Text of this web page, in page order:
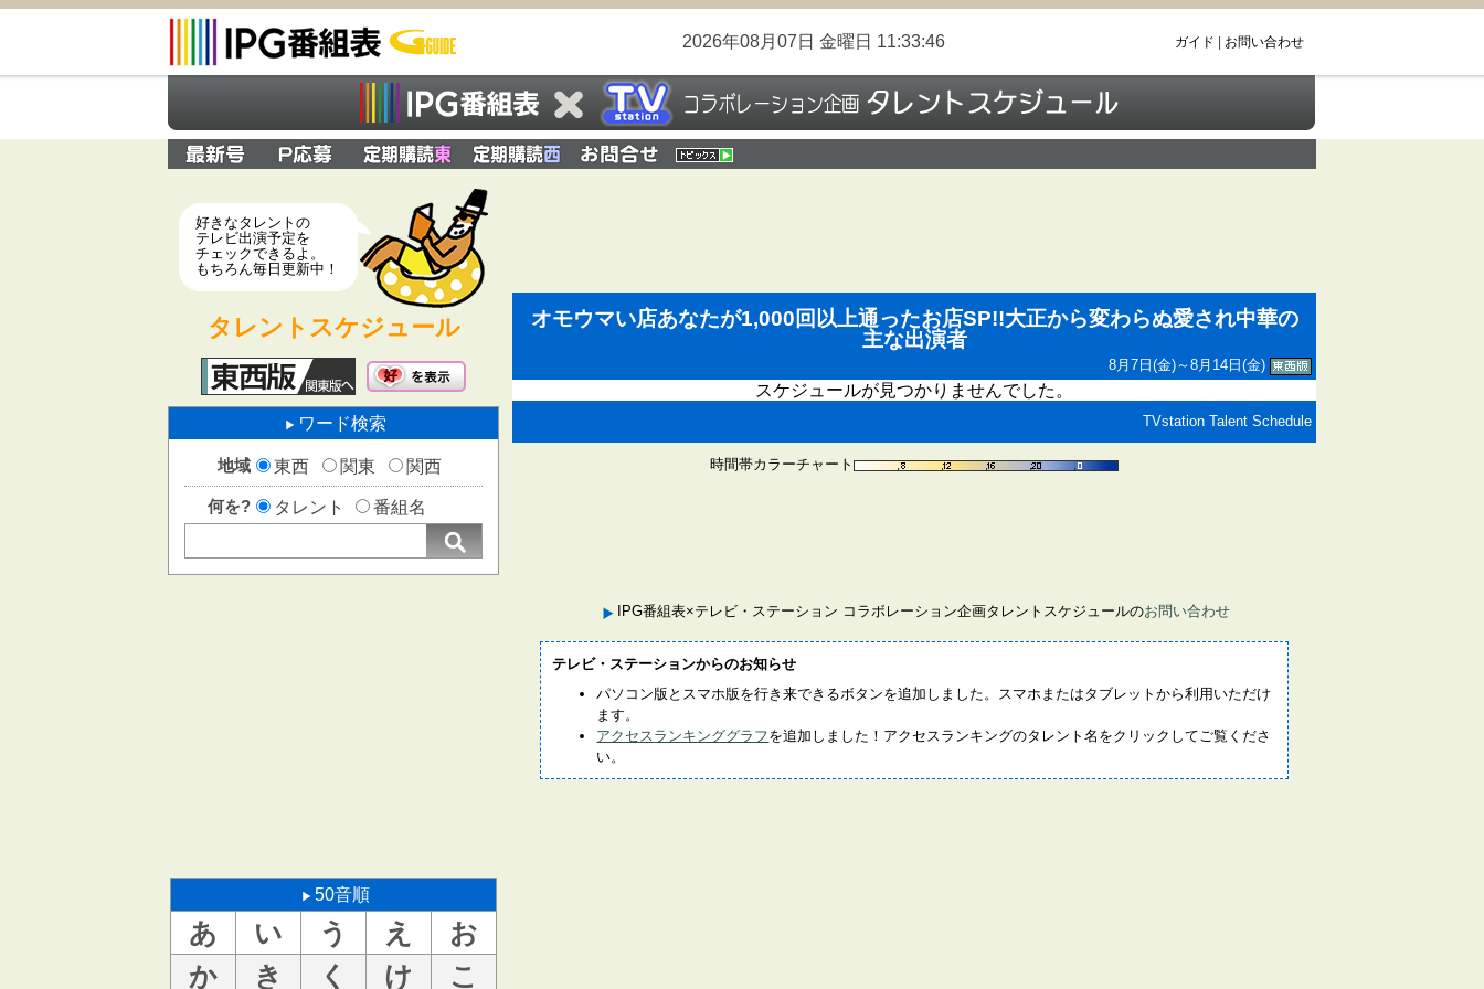
2026年08月07日 金曜日 11:33:47 ガイド お問い合わせ
好きなタレントの
テレビ出演予定を
チェックできるよ。
もちろん毎日更新中！
タレントスケジュール
ワード検索
地域 東西 関東 関西
何を? タレント 番組名
50音順
あ い う え
お
か
き く け こ
オモウマい店あなたが1,000回以上通ったお店SP!!大正から変わらぬ愛され中華の
主な出演者
8月7日(金)～8月14日(金)
スケジュールが見つかりませんでした。
TVstation Talent Schedule
時間帯カラーチャート
IPG番組表×テレビ・ステーション コラボレーション企画タレントスケジュールのお問い合わせ
テレビ・ステーションからのお知らせ
パソコン版とスマホ版を行き来できるボタンを追加しました。スマホまたはタブレットから利用いただけ
ます。
アクセスランキンググラフを追加しました！アクセスランキングのタレント名をクリックしてご覧くださ
い。